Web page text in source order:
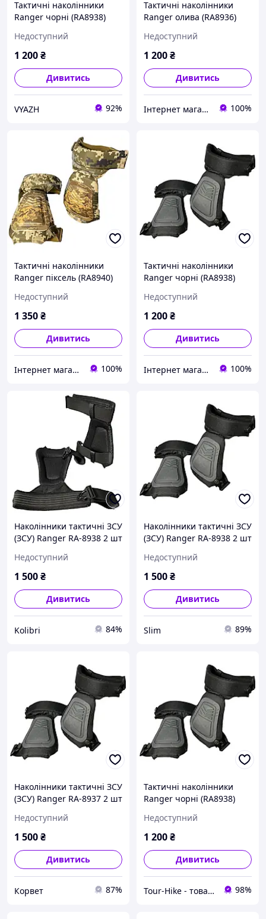
Тактичні наколінники
Ranger чорні (RA8938)
Недоступний
1 200₴
Дивитись
VYAZH 92%
Тактичні наколінники
Ranger олива (RA8936)
Недоступний
1 200₴
Дивитись
Інтернет магазин Mega Shop 100%
Тактичні наколінники
Ranger піксель (RA8940)
Недоступний
1 350₴
Дивитись
Інтернет магазин Mega Shop 100%
Тактичні наколінники
Ranger чорні (RA8938)
Недоступний
1 200₴
Дивитись
Інтернет магазин Mega Shop 100%
Наколінники тактичні ЗСУ
(ЗСУ) Ranger RA-8938 2 шт
Недоступний
1 500₴
Дивитись
Kolibri 84%
Наколінники тактичні ЗСУ
(ЗСУ) Ranger RA-8938 2 шт
Недоступний
1 500₴
Дивитись
Slim 89%
Наколінники тактичні ЗСУ
(ЗСУ) Ranger RA-8937 2 шт
Недоступний
1 500₴
Дивитись
Корвет 87%
Тактичні наколінники
Ranger чорні (RA8938)
Недоступний
1 200₴
Дивитись
Tour-Hike - товари для туризму та активного відпочинку 98%